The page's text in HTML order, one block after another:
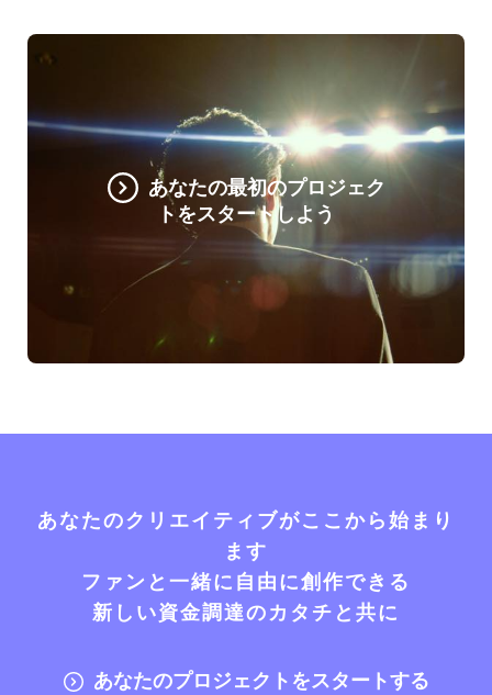
あなたの最初のプロジェク
トをスタートしよう
あなたのクリエイティブがここから始まり
ます
ファンと一緒に自由に創作できる
新しい資金調達のカタチと共に
あなたのプロジェクトをスタートする